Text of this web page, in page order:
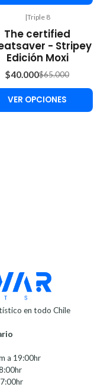
|Triple 8
The certified
- Stripey
Edición Moxi
$40.000$65.000
VER OPCIONES
en todo Chile
a 19:00hr